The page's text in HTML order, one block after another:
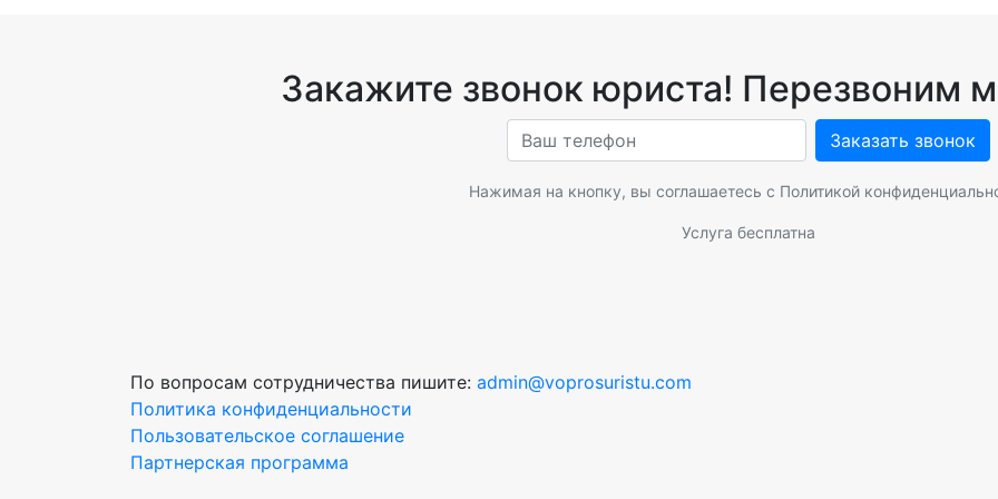
Закажите звонок юриста! Перезвоним
Заказать звонок
Нажимая на кнопку, вы соглашаетесь с Политикой
Услуга бесплатна
По вопросам сотрудничества пишите: admin@voprosuristu.com
Политика конфиденциальности
Пользовательское соглашение
Партнерская программа